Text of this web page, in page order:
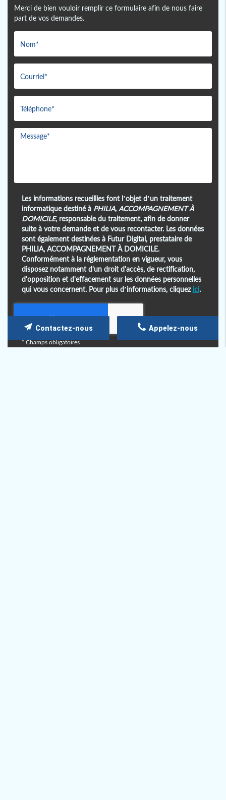
Merci de bien vouloir remplir ce formulaire afin de nous faire
part de vos demandes.
Les informations recueillies font l’objet d’un traitement
informatique destiné àPHILIA, ACCOMPAGNEMENT À
DOMICILE, responsable du traitement, afin de donner
suite à votre demande et de vous recontacter. Les données
sont également destinées à Futur Digital, prestataire de
PHILIA, ACCOMPAGNEMENT À DOMICILE.
Conformément à la réglementation en vigueur, vous
disposez notamment d'un droit d'accès, de rectification,
d'opposition et d'effacement sur les données personnelles
qui vous concernent. Pour plus d’informations, cliquez ici.
*Champs obligatoires
Appelez-nous
Contactez-nous